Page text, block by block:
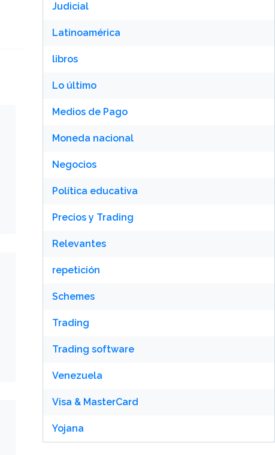
Judicial
Latinoamérica
libros
Lo último
Medios de Pago
Moneda nacional
Negocios
Política educativa
Precios y Trading
Relevantes
repetición
Schemes
Trading
Trading software
Venezuela
Visa & MasterCard
Yojana